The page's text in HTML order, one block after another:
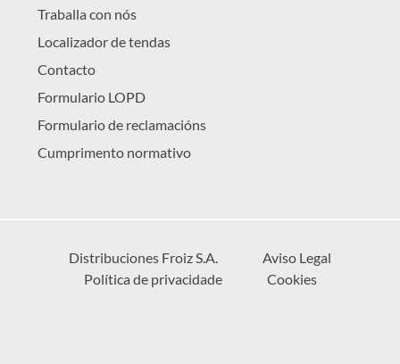
Traballa con nós
Localizador de tendas
Contacto
Formulario LOPD
Formulario de reclamacións
Cumprimento normativo
Distribuciones Froiz S.A.
Aviso Legal
Política de privacidade
Cookies